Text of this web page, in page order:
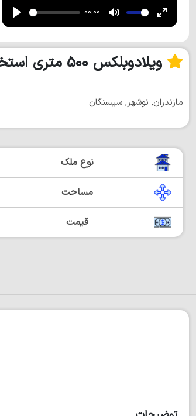
Play
00:00
Mute
Enter
ویلادوبلکس 500 متری استخردار روف گاردم
مازندران, نوشهر, سیسنگان
نوع ملک
مساحت
قیمت